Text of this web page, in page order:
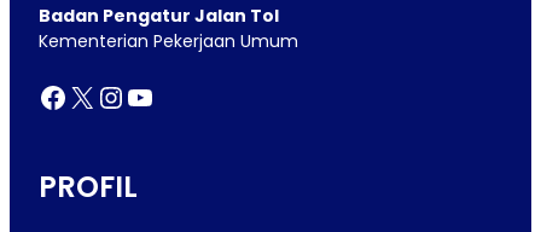
Badan Pengatur Jalan Tol
Kementerian Pekerjaan Umum
Facebook X InstagramYouTube
PROFIL